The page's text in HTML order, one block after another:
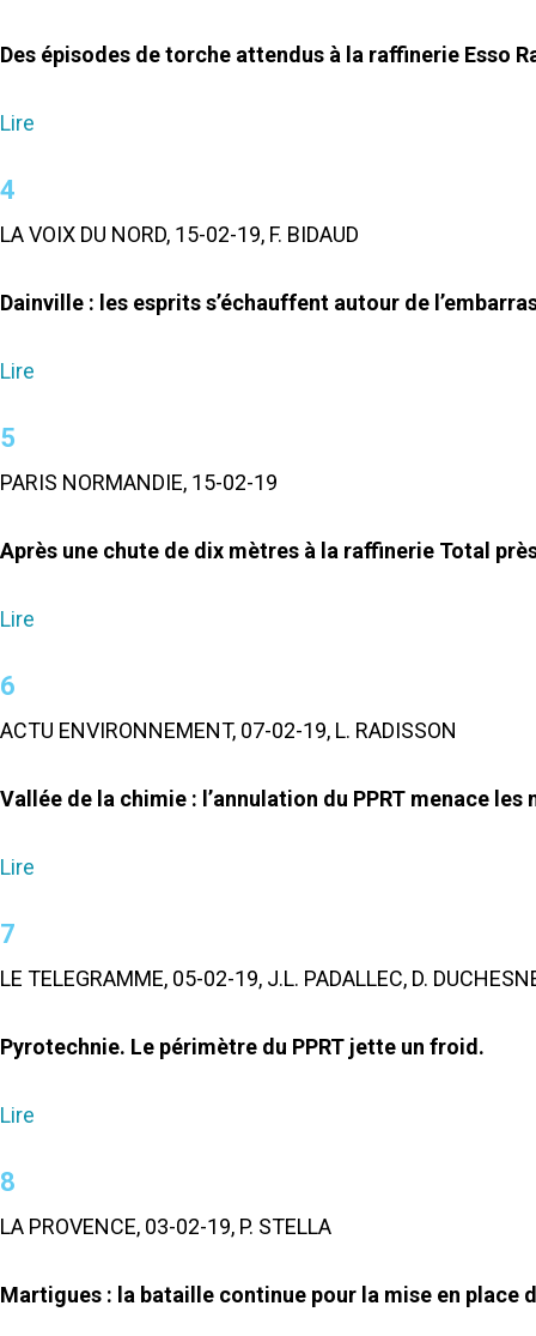
Des épisodes de torche attendus à la raffinerie Esso
Lire
4
LA VOIX DU NORD, 15-02-19, F. BIDAUD
Dainville : les esprits s’échauffent autour de
Lire
5
PARIS NORMANDIE, 15-02-19
Après une chute de dix mètres à la raffinerie Total
Lire
6
ACTU ENVIRONNEMENT, 07-02-19, L. RADISSON
Vallée de la chimie : l’annulation du PPRT menace
Lire
7
LE TELEGRAMME, 05-02-19, J.L. PADALLEC, D.
Pyrotechnie. Le périmètre du PPRT jette un froid.
Lire
8
LA PROVENCE, 03-02-19, P. STELLA
Martigues : la bataille continue pour la mise en place